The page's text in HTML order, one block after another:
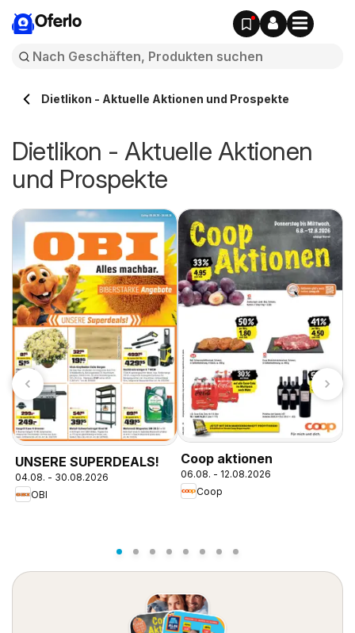
Oferlo
Dietlikon - Aktuelle Aktionen und Prospekte
Dietlikon - Aktuelle Aktionen
und Prospekte
UNSERE SUPERDEALS!
04.08. - 30.08.2026
OBI
Coop aktionen
06.08. - 12.08.2026
Coop